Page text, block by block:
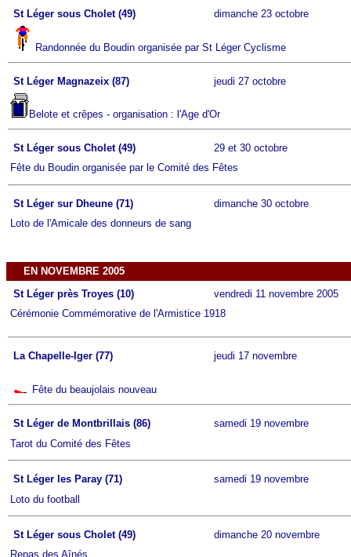
St Léger sous Cholet (49) dimanche 23 octobre
Randonnée du Boudin organisée par St Léger Cyclisme
St Léger Magnazeix (87) jeudi 27 octobre
Belote et crêpes - organisation : l'Age d'Or
St Léger sous Cholet (49)
29 et 30 octobre
Fête du Boudin organisée par le Comité des Fêtes
St Léger sur Dheune (71)
dimanche 30 octobre
Loto de l'Amicale des donneurs de sang
EN NOVEMBRE 2005
St Léger près Troyes (10)
vendredi 11 novembre 2005
Cérémonie Commémorative de l'Armistice 1918
La Chapelle-Iger (77) jeudi 17 novembre
Fête du beaujolais nouveau
St Léger de Montbrillais (86)
samedi 19 novembre
Tarot du Comité des Fêtes
St Léger les Paray (71)
samedi 19 novembre
Loto du football
St Léger sous Cholet (49)
dimanche 20 novembre
Repas des Aînés